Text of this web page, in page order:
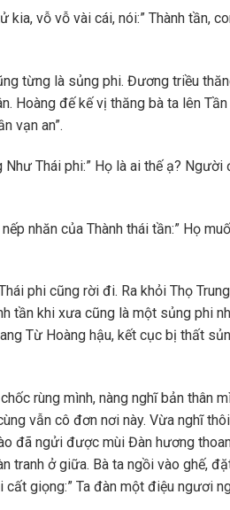
vỗ vỗ vài cái, nói:” Thành tần,
từng là sủng phi. Đương triều
Hoàng đế kế vị thăng bà ta lên
vạn an”.
Thái phi:” Họ là ai thế ạ? Người
nhăn của Thành thái tần:” Họ
phi cũng rời đi. Ra khỏi Thọ
tần khi xưa cũng là một sủng phi
Từ Hoàng hậu, kết cục bị thất
rùng mình, nàng nghĩ bản thân
vẫn cô đơn nơi này. Vừa nghĩ
đã ngửi được mùi Đàn hương
tranh ở giữa. Bà ta ngồi vào ghế,
giọng:” Ta đàn một điệu ngươi